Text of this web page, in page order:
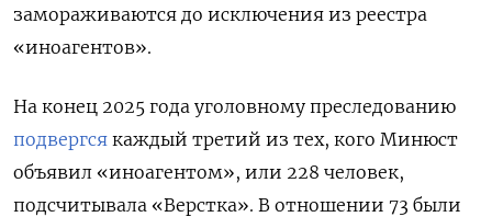
замораживаются до исключения из реестра
«иноагентов».
На конец 2025 года уголовному преследованию
подвергся каждый третий из тех, кого Минюст
объявил «иноагентом», или 228 человек,
подсчитывала «Верстка». В отношении 73 были